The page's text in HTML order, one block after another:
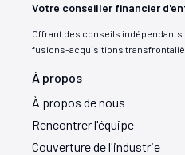
Votre conseiller financier
Offrant des conseils indépendants
fusions-acquisitions
À propos
À propos de nous
Rencontrer l'équipe
Couverture de l'industrie